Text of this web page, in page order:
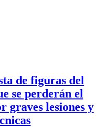
de figuras del
se perderán el
graves lesiones y